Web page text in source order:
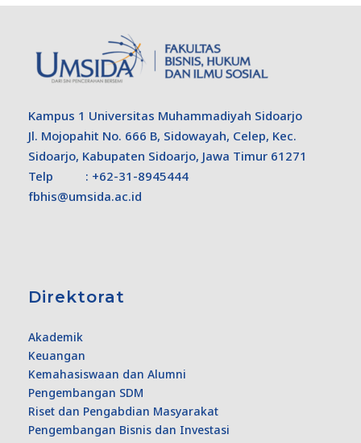
Kampus 1 Universitas Muhammadiyah Sidoarjo
Jl. Mojopahit No. 666 B, Sidowayah, Celep, Kec.
Sidoarjo, Kabupaten Sidoarjo, Jawa Timur 61271
Telp : +62-31-8945444
fbhis@umsida.ac.id
Direktorat
Akademik
Keuangan
Kemahasiswaan dan Alumni
Pengembangan SDM
Riset dan Pengabdian Masyarakat
Pengembangan Bisnis dan Investasi